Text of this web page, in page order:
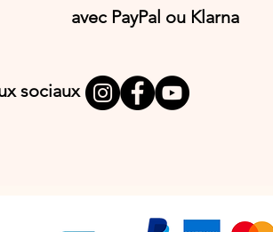
avec PayPal ou Klarna
sociaux